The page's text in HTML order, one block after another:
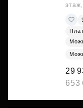
29
653